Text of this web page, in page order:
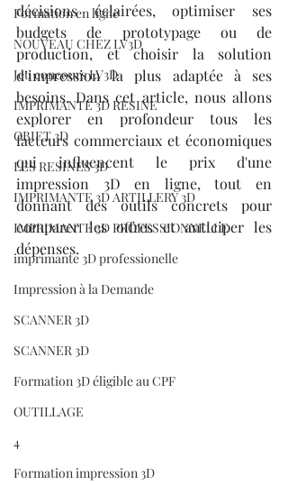
Formation en ligne
NOUVEAU CHEZ LV3D
Jeu concours LV3D
IMPRIMANTE 3D RESINE
OBJET 3D
LES RESINES 3D
IMPRIMANTE 3D ARTILLERY 3D
IMPRIMANTE 3D PROFESSIONNELLE
imprimante 3D professionelle
Impression à la Demande
SCANNER 3D
SCANNER 3D
Formation 3D éligible au CPF
OUTILLAGE
4
Formation impression 3D
décisions éclairées, optimiser ses
budgets de prototypage ou de
production, et choisir la solution
d’impression la plus adaptée à ses
besoins. Dans cet article, nous allons
explorer en profondeur tous les
facteurs commerciaux et économiques
qui influencent le prix d'une
impression 3D en ligne, tout en
donnant des outils concrets pour
comparer les offres et anticiper les
dépenses.